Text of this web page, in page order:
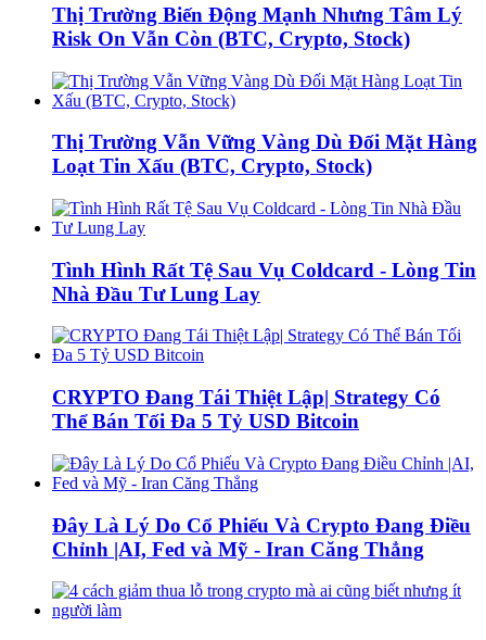
Thị Trường Biến Động Mạnh Nhưng Tâm Lý
Risk On Vẫn Còn (BTC, Crypto, Stock)
Thị Trường Vẫn Vững Vàng Dù Đối Mặt Hàng
Loạt Tin Xấu (BTC, Crypto, Stock)
Tình Hình Rất Tệ Sau Vụ Coldcard - Lòng Tin
Nhà Đầu Tư Lung Lay
CRYPTO Đang Tái Thiệt Lập| Strategy Có
Thể Bán Tối Đa 5 Tỷ USD Bitcoin
Đây Là Lý Do Cổ Phiếu Và Crypto Đang Điều
Chỉnh |AI, Fed và Mỹ - Iran Căng Thẳng